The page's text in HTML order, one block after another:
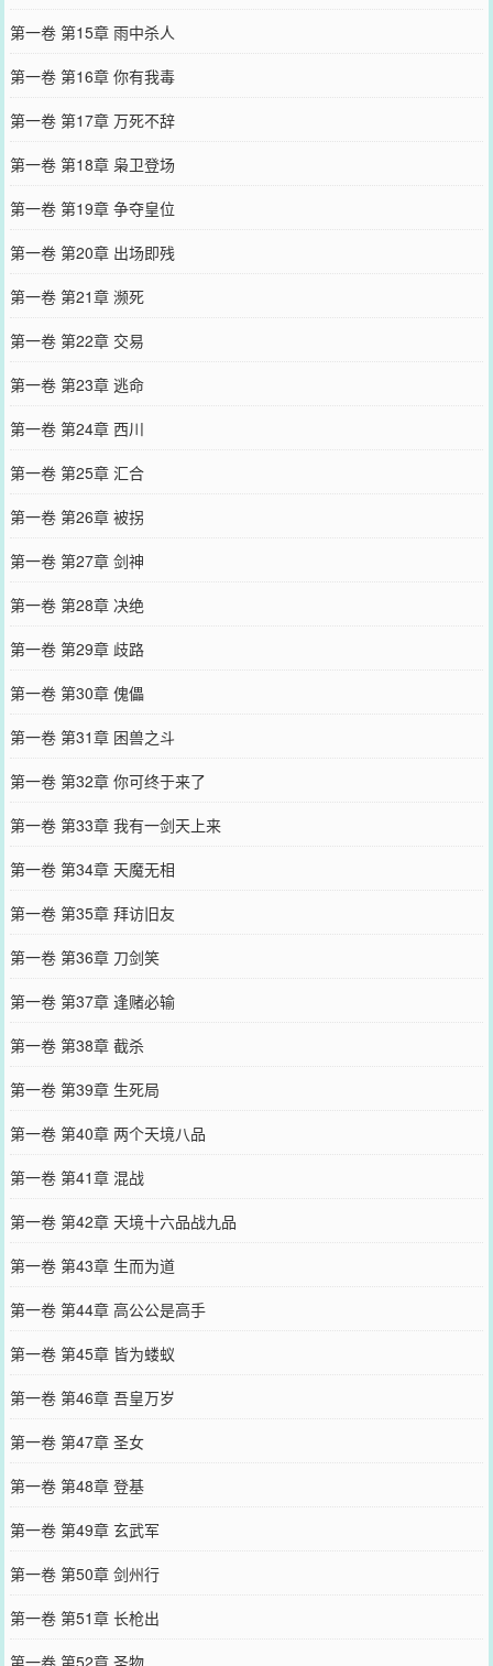
第一卷 第15章 雨中杀人
第一卷 第16章 你有我毒
第一卷 第17章 万死不辞
第一卷 第18章 枭卫登场
第一卷 第19章 争夺皇位
第一卷 第20章 出场即残
第一卷 第21章 濒死
第一卷 第22章 交易
第一卷 第23章 逃命
第一卷 第24章 西川
第一卷 第25章 汇合
第一卷 第26章 被拐
第一卷 第27章 剑神
第一卷 第28章 决绝
第一卷 第29章 歧路
第一卷 第30章 傀儡
第一卷 第31章 困兽之斗
第一卷 第32章 你可终于来了
第一卷 第33章 我有一剑天上来
第一卷 第34章 天魔无相
第一卷 第35章 拜访旧友
第一卷 第36章 刀剑笑
第一卷 第37章 逢赌必输
第一卷 第38章 截杀
第一卷 第39章 生死局
第一卷 第40章 两个天境八品
第一卷 第41章 混战
第一卷 第42章 天境十六品战九品
第一卷 第43章 生而为道
第一卷 第44章 高公公是高手
第一卷 第45章 皆为蝼蚁
第一卷 第46章 吾皇万岁
第一卷 第47章 圣女
第一卷 第48章 登基
第一卷 第49章 玄武军
第一卷 第50章 剑州行
第一卷 第51章 长枪出
第一卷 第52章 圣物